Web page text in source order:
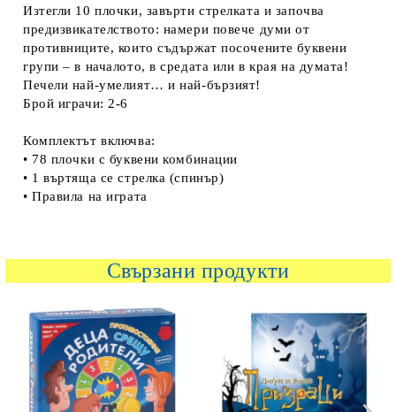
Изтегли 10 плочки, завърти стрелката и започва
предизвикателството: намери повече думи от
противниците, които съдържат посочените буквени
групи – в началото, в средата или в края на думата!
Печели най-умелият… и най-бързият!
Брой играчи: 2-6
Комплектът включва:
• 78 плочки с буквени комбинации
• 1 въртяща се стрелка (спинър)
• Правила на играта
Свързани продукти